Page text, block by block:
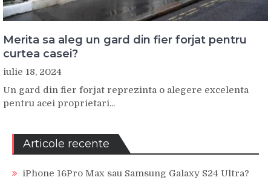
Merita sa aleg un gard din fier forjat pentru
curtea casei?
iulie 18, 2024
Un gard din fier forjat reprezinta o alegere excelenta
pentru acei proprietari...
Articole recente
iPhone 16Pro Max sau Samsung Galaxy S24 Ultra?